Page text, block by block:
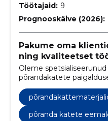
Töötajaid: 9
Prognooskäive (2026):
Pakume oma
ning kvaliteetset
Oleme
põrandakatete
kõrgekvaliteedilisi
missioon on muuta teie
vastupidavaks.
põranda katete